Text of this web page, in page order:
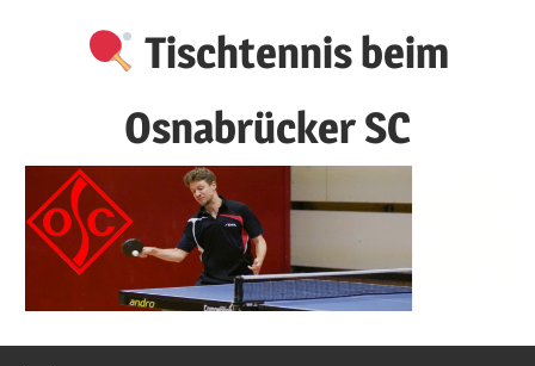
Tischtennis beim
Osnabrücker SC